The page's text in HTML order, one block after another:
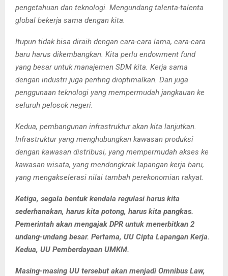
pengetahuan dan teknologi. Mengundang talenta-talenta
global bekerja sama dengan kita.
Itupun tidak bisa diraih dengan cara-cara lama, cara-cara
baru harus dikembangkan. Kita perlu endowment fund
yang besar untuk manajemen SDM kita. Kerja sama
dengan industri juga penting dioptimalkan. Dan juga
penggunaan teknologi yang mempermudah jangkauan ke
seluruh pelosok negeri.
Kedua, pembangunan infrastruktur akan kita lanjutkan.
Infrastruktur yang menghubungkan kawasan produksi
dengan kawasan distribusi, yang mempermudah akses ke
kawasan wisata, yang mendongkrak lapangan kerja baru,
yang mengakselerasi nilai tambah perekonomian rakyat.
Ketiga, segala bentuk kendala regulasi harus kita
sederhanakan, harus kita potong, harus kita pangkas.
Pemerintah akan mengajak DPR untuk menerbitkan 2
undang-undang besar. Pertama, UU Cipta Lapangan Kerja.
Kedua, UU Pemberdayaan UMKM.
Masing-masing UU tersebut akan menjadi Omnibus Law,